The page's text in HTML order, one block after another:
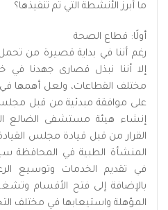
ما أبرز الأنشطة التي تم تنفيذها؟
أولًا: قطاع الصحة
رغم أننا في بداية قصيرة من
إلا أننا نبذل قصارى جهدنا
مختلف القطاعات، ولعل أهمها
على موافقة مبدئية من قبل
إنشاء هيئة مستشفى الضالع
القرار من قبل قيادة مجلس
المنشأة الطبية في المحافظة
في تقديم الخدمات وتوسيع
بالإضافة إلى فتح الأقسام
المؤهلة واستيعابها في مختلف